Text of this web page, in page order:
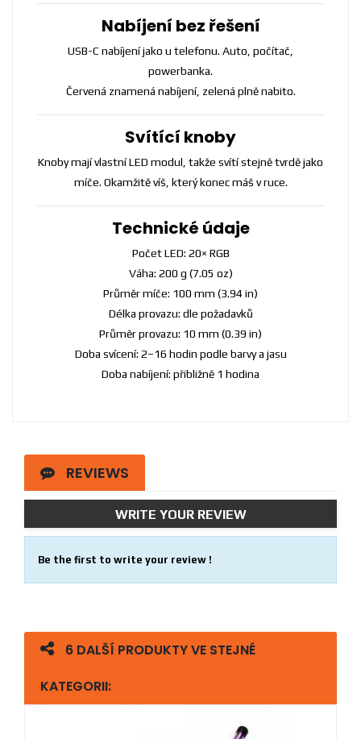
Nabíjení bez řešení
USB-C nabíjení jako u telefonu. Auto, počítač,
powerbanka.
Červená znamená nabíjení, zelená plně nabito.
Svítící knoby
Knoby mají vlastní LED modul, takže svítí stejně tvrdě jako
míče. Okamžitě víš, který konec máš v ruce.
Technické údaje
Počet LED: 20× RGB
Váha: 200 g (7.05 oz)
Průměr míče: 100 mm (3.94 in)
Délka provazu: dle požadavků
Průměr provazu: 10 mm (0.39 in)
Doba svícení: 2–16 hodin podle barvy a jasu
Doba nabíjení: přibližně 1 hodina
REVIEWS
WRITE YOUR REVIEW
Be the first to write your review !
6 DALŠÍ PRODUKTY VE STEJNÉ
KATEGORII: